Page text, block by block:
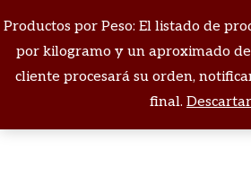
Productos por Peso: El listado de
por kilogramo y un aproximado
cliente procesará su orden,
final. Descartar
Carnes